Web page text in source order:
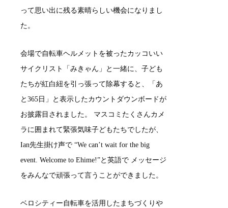
って思い出に残る素晴らしい機会になりまし
た。
会場で自転車ヘルメットを被ったカッコいい
サイクリスト「みきゃん」と一緒に、子ども
たちが紅白紐を引っ張って除幕すると、「あ
と365日」と表示したカウントダウンボードが
お披露目されました。 マスコミたくさんカメ
ラに囲まれて緊張気味子どもたちでしたが、
Ian先生掛け声で “We can’t wait for the big
event. Welcome to Ehime!”と英語で メッセージ
をみんなで頑張って言うことができました。
ベロシティー自転車を活用したまちづくりや